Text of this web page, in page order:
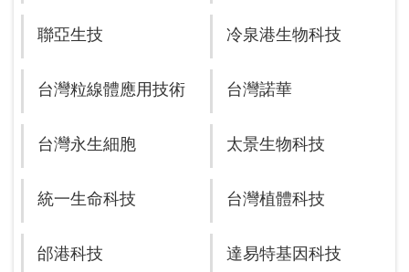
聯亞生技 冷泉港生物科技
台灣粒線體應用技術 台灣諾華
台灣永生細胞 太景生物科技
統一生命科技 台灣植體科技
邰港科技 達易特基因科技